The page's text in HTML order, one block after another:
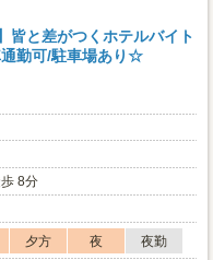
皆と差がつくホテルバイト
勤可/駐車場あり☆
8分
夕方 夜
夜勤